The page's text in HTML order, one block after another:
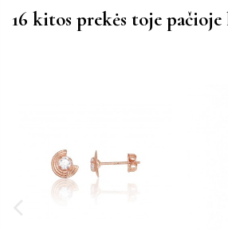
16 kitos prekės toje